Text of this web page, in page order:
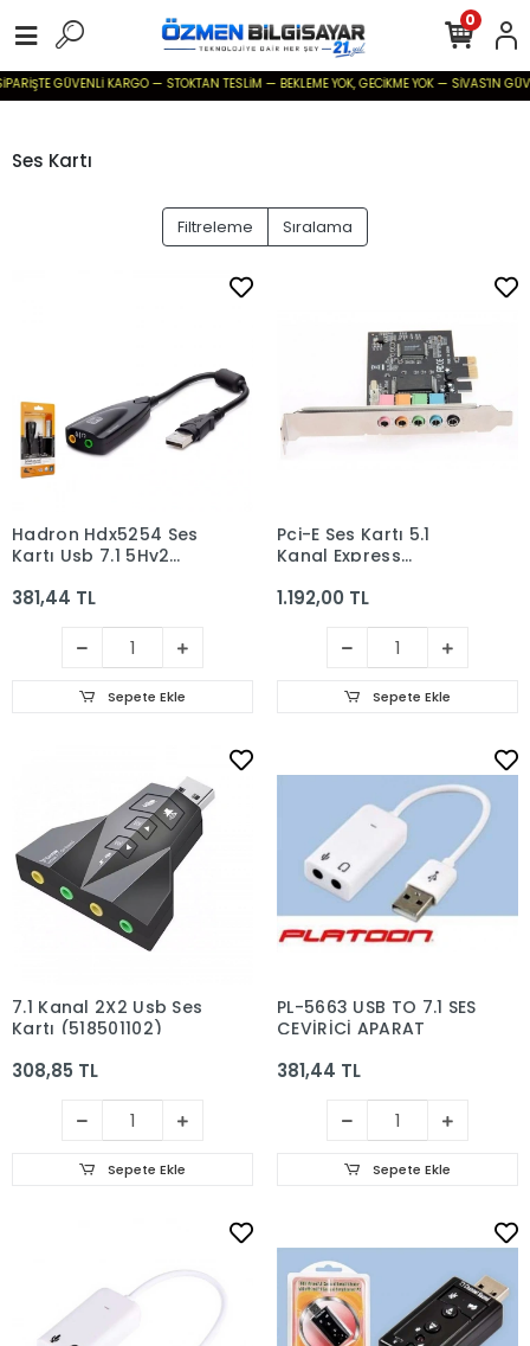
GÜVENLİ KARGO — STOKTAN TESLİM — BEKLEME YOK, GECİKME YOK — SİVAS'IN
0
Ses Kartı
Filtreleme Sıralama
Hadron Hdx5254 Ses
Kartı Usb 7.1 5Hv2
381,44 TL
Sepete Ekle
Pci-E Ses Kartı 5.1
Kanal Express
1.192,00 TL
Sepete Ekle
7.1 Kanal 2X2 Usb Ses
Kartı (518501102)
308,85 TL
Sepete Ekle
PL-5663 USB TO 7.1 SES
ÇEVİRİCİ APARAT
381,44 TL
Sepete Ekle